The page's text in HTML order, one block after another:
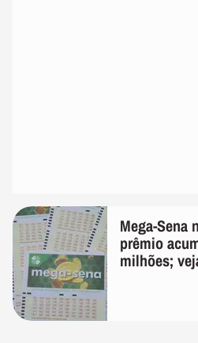
Mega-Sena
prêmio
milhões;